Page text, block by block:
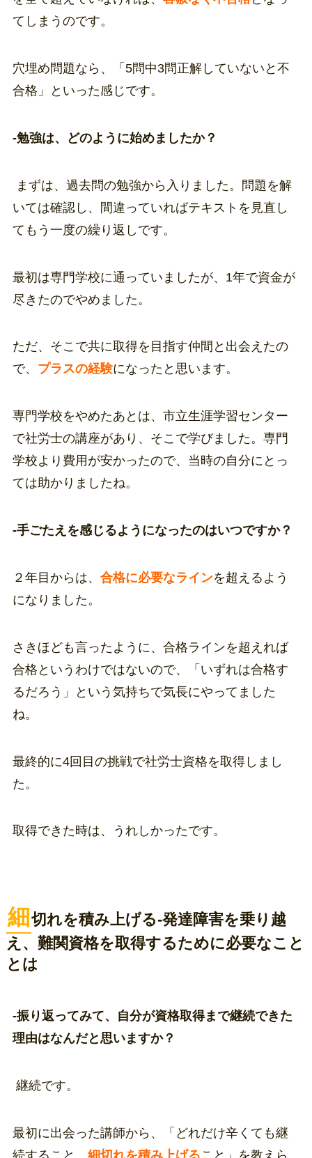
てしまうのです。
穴埋め問題なら、「5問中3問正解していないと不
合格」といった感じです。
-勉強は、どのように始めましたか？
まずは、過去問の勉強から入りました。問題を解
いては確認し、間違っていればテキストを見直し
てもう一度の繰り返しです。
最初は専門学校に通っていましたが、1年で資金が
尽きたのでやめました。
ただ、そこで共に取得を目指す仲間と出会えたの
で、 プラスの経験になったと思います。
専門学校をやめたあとは、市立生涯学習センター
で社労士の講座があり、そこで学びました。専門
学校より費用が安かったので、当時の自分にとっ
ては助かりましたね。
-手ごたえを感じるようになったのはいつですか？
２年目からは、 合格に必要なラインを超えるよう
になりました。
さきほども言ったように、合格ラインを超えれば
合格というわけではないので、「いずれは合格す
るだろう」という気持ちで気長にやってました
ね。
最終的に4回目の挑戦で社労士資格を取得しまし
た。
取得できた時は、うれしかったです。
細 切れを積み上げる-発達障害を乗り越
え、難関資格を取得するために必要なこと
とは
-振り返ってみて、自分が資格取得まで継続できた
理由はなんだと思いますか？
継続です。
最初に出会った講師から、「どれだけ辛くても継
続すること、 細切れを積み上げる こと」を教えら